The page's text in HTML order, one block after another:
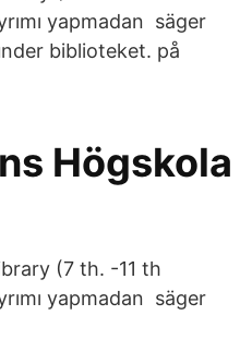
yapmadan säger
biblioteket. på
Högskola
(7 th. -11 th
yapmadan säger